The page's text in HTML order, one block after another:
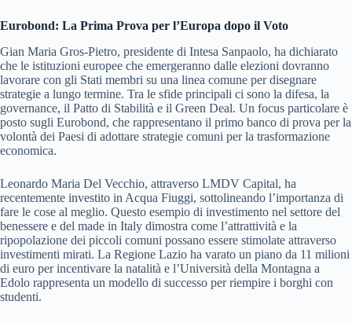
Eurobond: La Prima Prova per l’Europa dopo il Voto
Gian Maria Gros-Pietro, presidente di Intesa Sanpaolo, ha dichiarato
che le istituzioni europee che emergeranno dalle elezioni dovranno
lavorare con gli Stati membri su una linea comune per disegnare
strategie a lungo termine. Tra le sfide principali ci sono la difesa, la
governance, il Patto di Stabilità e il Green Deal. Un focus particolare è
posto sugli Eurobond, che rappresentano il primo banco di prova per la
volontà dei Paesi di adottare strategie comuni per la trasformazione
economica.
Leonardo Maria Del Vecchio, attraverso LMDV Capital, ha
recentemente investito in Acqua Fiuggi, sottolineando l’importanza di
fare le cose al meglio. Questo esempio di investimento nel settore del
benessere e del made in Italy dimostra come l’attrattività e la
ripopolazione dei piccoli comuni possano essere stimolate attraverso
investimenti mirati. La Regione Lazio ha varato un piano da 11 milioni
di euro per incentivare la natalità e l’Università della Montagna a
Edolo rappresenta un modello di successo per riempire i borghi con
studenti.